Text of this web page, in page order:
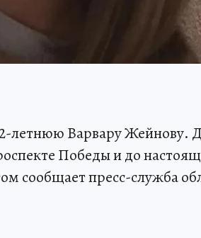
летнюю Варвару Жейнову.
Победы и до
сообщает пресс-служба